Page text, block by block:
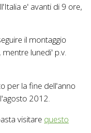
e' avanti di 9 ore,
il montaggio
lunedi' p.v.
per la fine dell'anno
2012.
visitare questo